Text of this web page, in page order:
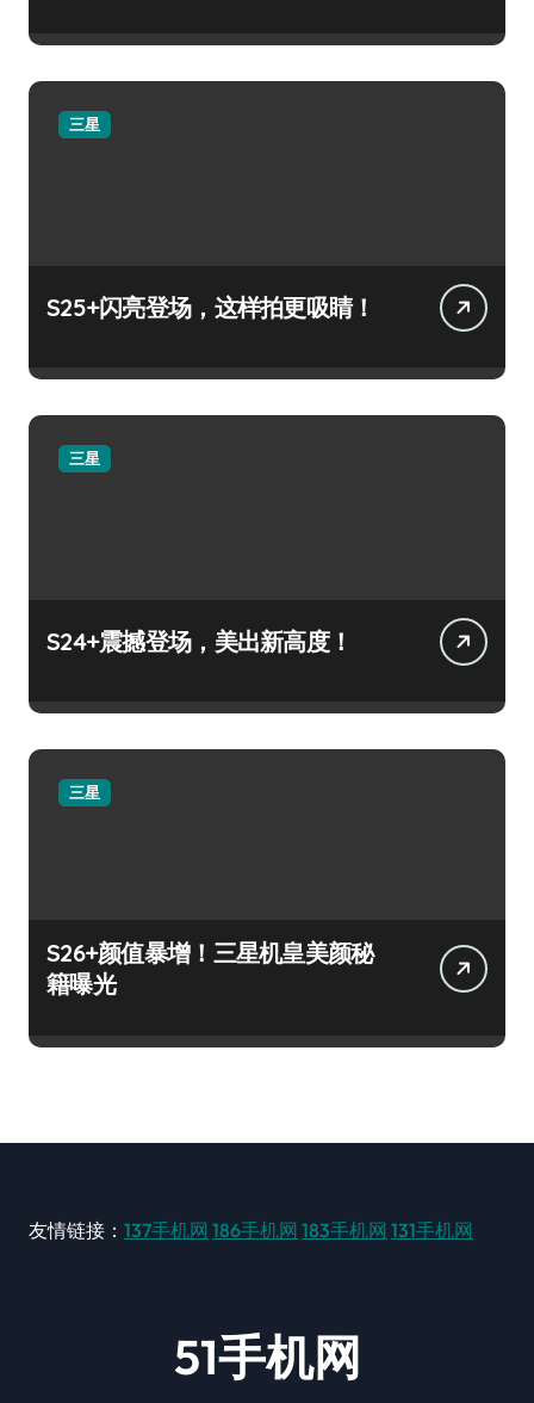
三星
S25+闪亮登场，这样拍更吸睛！
三星
S24+震撼登场，美出新高度！
三星
S26+颜值暴增！三星机皇美颜秘
籍曝光
友情链接： 137手机网 186手机网 183手机网 131手机网
51手机网